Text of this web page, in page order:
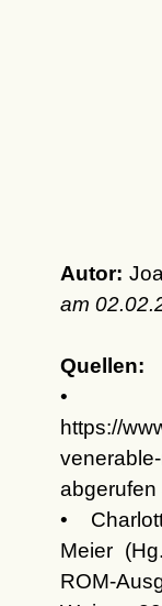
Autor:
am
Quellen:
•
https://
abgerufen
•
Meier
ROM-